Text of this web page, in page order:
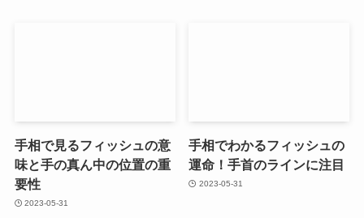
手相で見るフィッシュの意
味と手の真ん中の位置の重
要性
2023-05-31
手相でわかるフィッシュの
運命！手首のラインに注目
2023-05-31